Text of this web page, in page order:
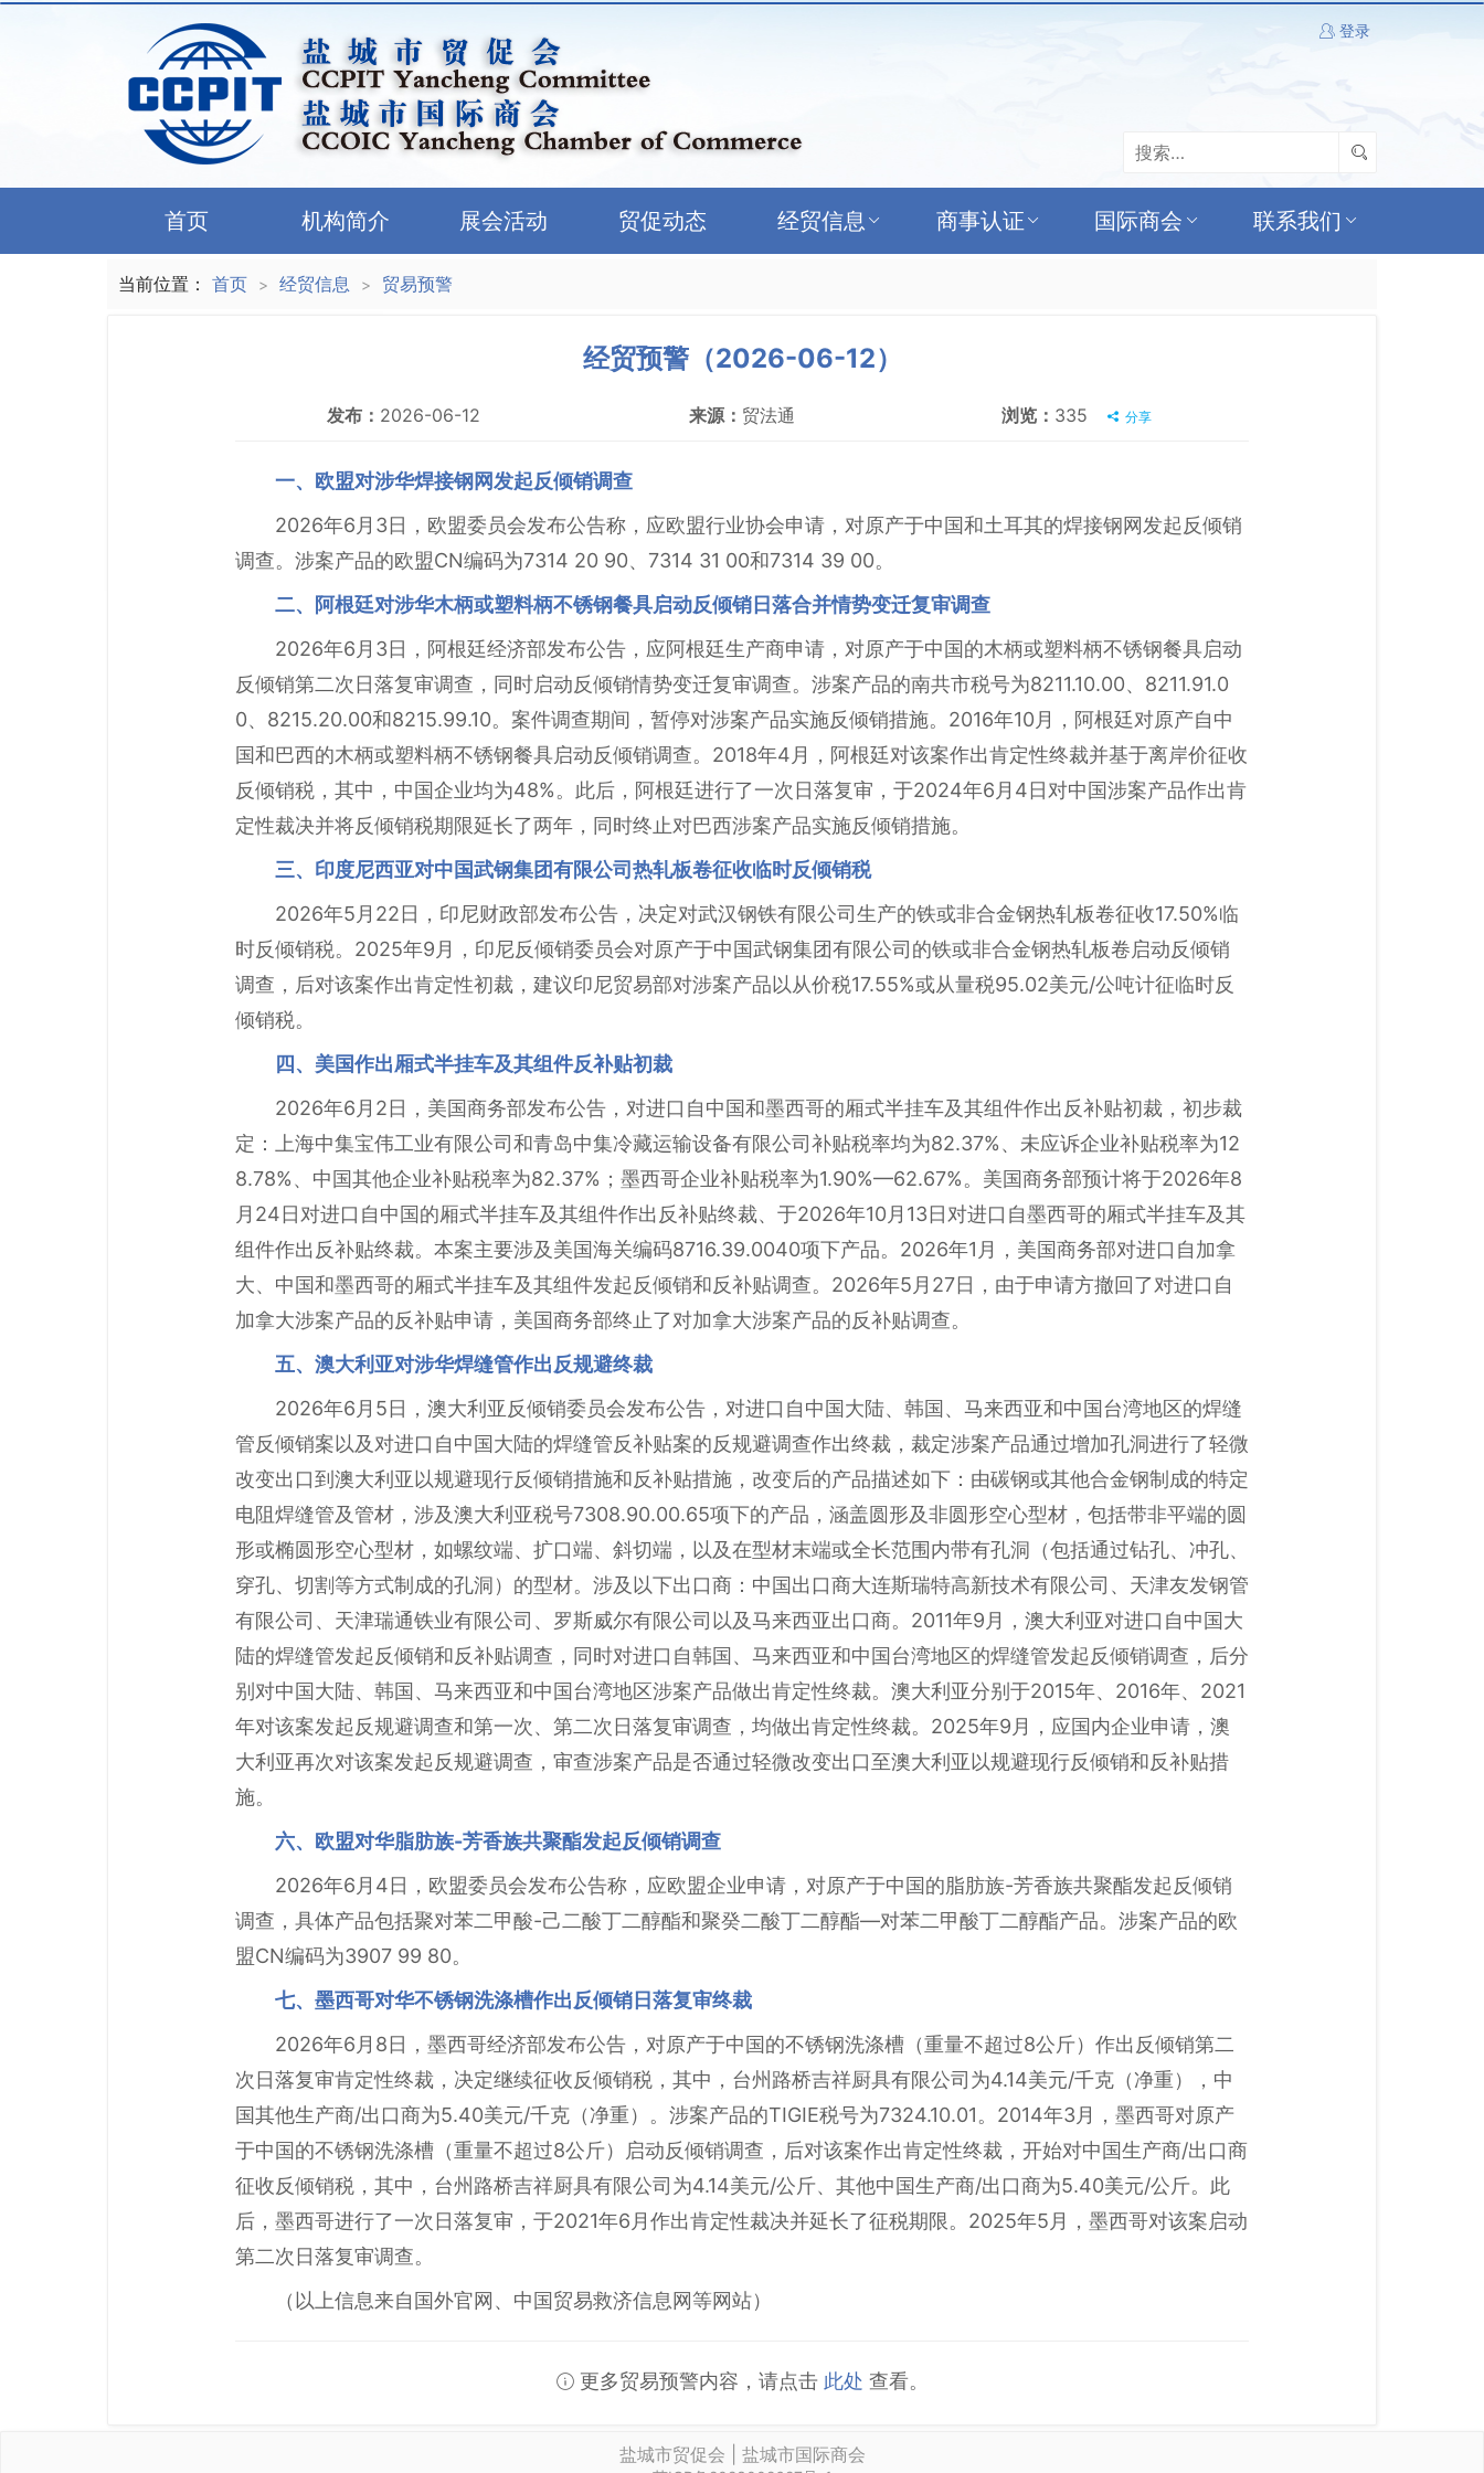
登录
首页 机构简介 展会活动 贸促动态 经贸信息 商事认证 国际商会 联系我们
当前位置： 首页 > 经贸信息 > 贸易预警
经贸预警（2026-06-12）
发布： 2026-06-12 来源： 贸法通 浏览： 335 分享
一、欧盟对涉华焊接钢网发起反倾销调查
2026年6月3日，欧盟委员会发布公告称，应欧盟行业协会申请，对原产于中国和土耳其的焊接钢网发起反倾销
调查。涉案产品的欧盟CN编码为7314 20 90、7314 31 00和7314 39 00。
二、阿根廷对涉华木柄或塑料柄不锈钢餐具启动反倾销日落合并情势变迁复审调查
2026年6月3日，阿根廷经济部发布公告，应阿根廷生产商申请，对原产于中国的木柄或塑料柄不锈钢餐具启动
反倾销第二次日落复审调查，同时启动反倾销情势变迁复审调查。涉案产品的南共市税号为8211.10.00、8211.91.0
0、8215.20.00和8215.99.10。案件调查期间，暂停对涉案产品实施反倾销措施。2016年10月，阿根廷对原产自中
国和巴西的木柄或塑料柄不锈钢餐具启动反倾销调查。2018年4月，阿根廷对该案作出肯定性终裁并基于离岸价征收
反倾销税，其中，中国企业均为48%。此后，阿根廷进行了一次日落复审，于2024年6月4日对中国涉案产品作出肯
定性裁决并将反倾销税期限延长了两年，同时终止对巴西涉案产品实施反倾销措施。
三、印度尼西亚对中国武钢集团有限公司热轧板卷征收临时反倾销税
2026年5月22日，印尼财政部发布公告，决定对武汉钢铁有限公司生产的铁或非合金钢热轧板卷征收17.50%临
时反倾销税。2025年9月，印尼反倾销委员会对原产于中国武钢集团有限公司的铁或非合金钢热轧板卷启动反倾销
调查，后对该案作出肯定性初裁，建议印尼贸易部对涉案产品以从价税17.55%或从量税95.02美元/公吨计征临时反
倾销税。
四、美国作出厢式半挂车及其组件反补贴初裁
2026年6月2日，美国商务部发布公告，对进口自中国和墨西哥的厢式半挂车及其组件作出反补贴初裁，初步裁
定：上海中集宝伟工业有限公司和青岛中集冷藏运输设备有限公司补贴税率均为82.37%、未应诉企业补贴税率为12
8.78%、中国其他企业补贴税率为82.37%；墨西哥企业补贴税率为1.90%—62.67%。美国商务部预计将于2026年8
月24日对进口自中国的厢式半挂车及其组件作出反补贴终裁、于2026年10月13日对进口自墨西哥的厢式半挂车及其
组件作出反补贴终裁。本案主要涉及美国海关编码8716.39.0040项下产品。2026年1月，美国商务部对进口自加拿
大、中国和墨西哥的厢式半挂车及其组件发起反倾销和反补贴调查。2026年5月27日，由于申请方撤回了对进口自
加拿大涉案产品的反补贴申请，美国商务部终止了对加拿大涉案产品的反补贴调查。
五、澳大利亚对涉华焊缝管作出反规避终裁
2026年6月5日，澳大利亚反倾销委员会发布公告，对进口自中国大陆、韩国、马来西亚和中国台湾地区的焊缝
管反倾销案以及对进口自中国大陆的焊缝管反补贴案的反规避调查作出终裁，裁定涉案产品通过增加孔洞进行了轻微
改变出口到澳大利亚以规避现行反倾销措施和反补贴措施，改变后的产品描述如下：由碳钢或其他合金钢制成的‌特定
电阻焊缝管及管材‌，涉及澳大利亚税号7308.90.00.65项下的产品，涵盖圆形及非圆形空心型材，包括带非平端的圆
形或椭圆形空心型材，如螺纹端、扩口端、斜切端，以及在型材末端或全长范围内带有孔洞（包括通过钻孔、冲孔、
穿孔、切割等方式制成的孔洞）的型材。涉及以下出口商：中国出口商大连斯瑞特高新技术有限公司、天津友发钢管
有限公司、天津瑞通铁业有限公司、罗斯威尔有限公司以及马来西亚出口商。2011年9月，澳大利亚对进口自中国大
陆的焊缝管发起反倾销和反补贴调查，同时对进口自韩国、马来西亚和中国台湾地区的焊缝管发起反倾销调查，后分
别对中国大陆、韩国、马来西亚和中国台湾地区涉案产品做出肯定性终裁。澳大利亚分别于2015年、2016年、2021
年对该案发起反规避调查和第一次、第二次日落复审调查，均做出肯定性终裁。2025年9月，应国内企业申请，澳
大利亚再次对该案发起反规避调查，审查涉案产品是否通过轻微改变出口至澳大利亚以规避现行反倾销和反补贴措
施。
六、欧盟对华脂肪族-芳香族共聚酯发起反倾销调查
2026年6月4日，欧盟委员会发布公告称，应欧盟企业申请，对原产于中国的脂肪族-芳香族共聚酯发起反倾销
调查，具体产品包括聚对苯二甲酸-己二酸丁二醇酯和聚癸二酸丁二醇酯—对苯二甲酸丁二醇酯产品。涉案产品的欧
盟CN编码为3907 99 80。
七、墨西哥对华不锈钢洗涤槽作出反倾销日落复审终裁
2026年6月8日，墨西哥经济部发布公告，对原产于中国的不锈钢洗涤槽（重量不超过8公斤）作出反倾销第二
次日落复审肯定性终裁，决定继续征收反倾销税，其中，台州路桥吉祥厨具有限公司为4.14美元/千克（净重），中
国其他生产商/出口商为5.40美元/千克（净重）。涉案产品的TIGIE税号为7324.10.01。2014年3月，墨西哥对原产
于中国的不锈钢洗涤槽（重量不超过8公斤）启动反倾销调查，后对该案作出肯定性终裁，开始对中国生产商/出口商
征收反倾销税，其中，台州路桥吉祥厨具有限公司为4.14美元/公斤、其他中国生产商/出口商为5.40美元/公斤。此
后，墨西哥进行了一次日落复审，于2021年6月作出肯定性裁决并延长了征税期限。2025年5月，墨西哥对该案启动
第二次日落复审调查。
（以上信息来自国外官网、中国贸易救济信息网等网站）
更多贸易预警内容，请点击 此处 查看。
盐城市贸促会 | 盐城市国际商会